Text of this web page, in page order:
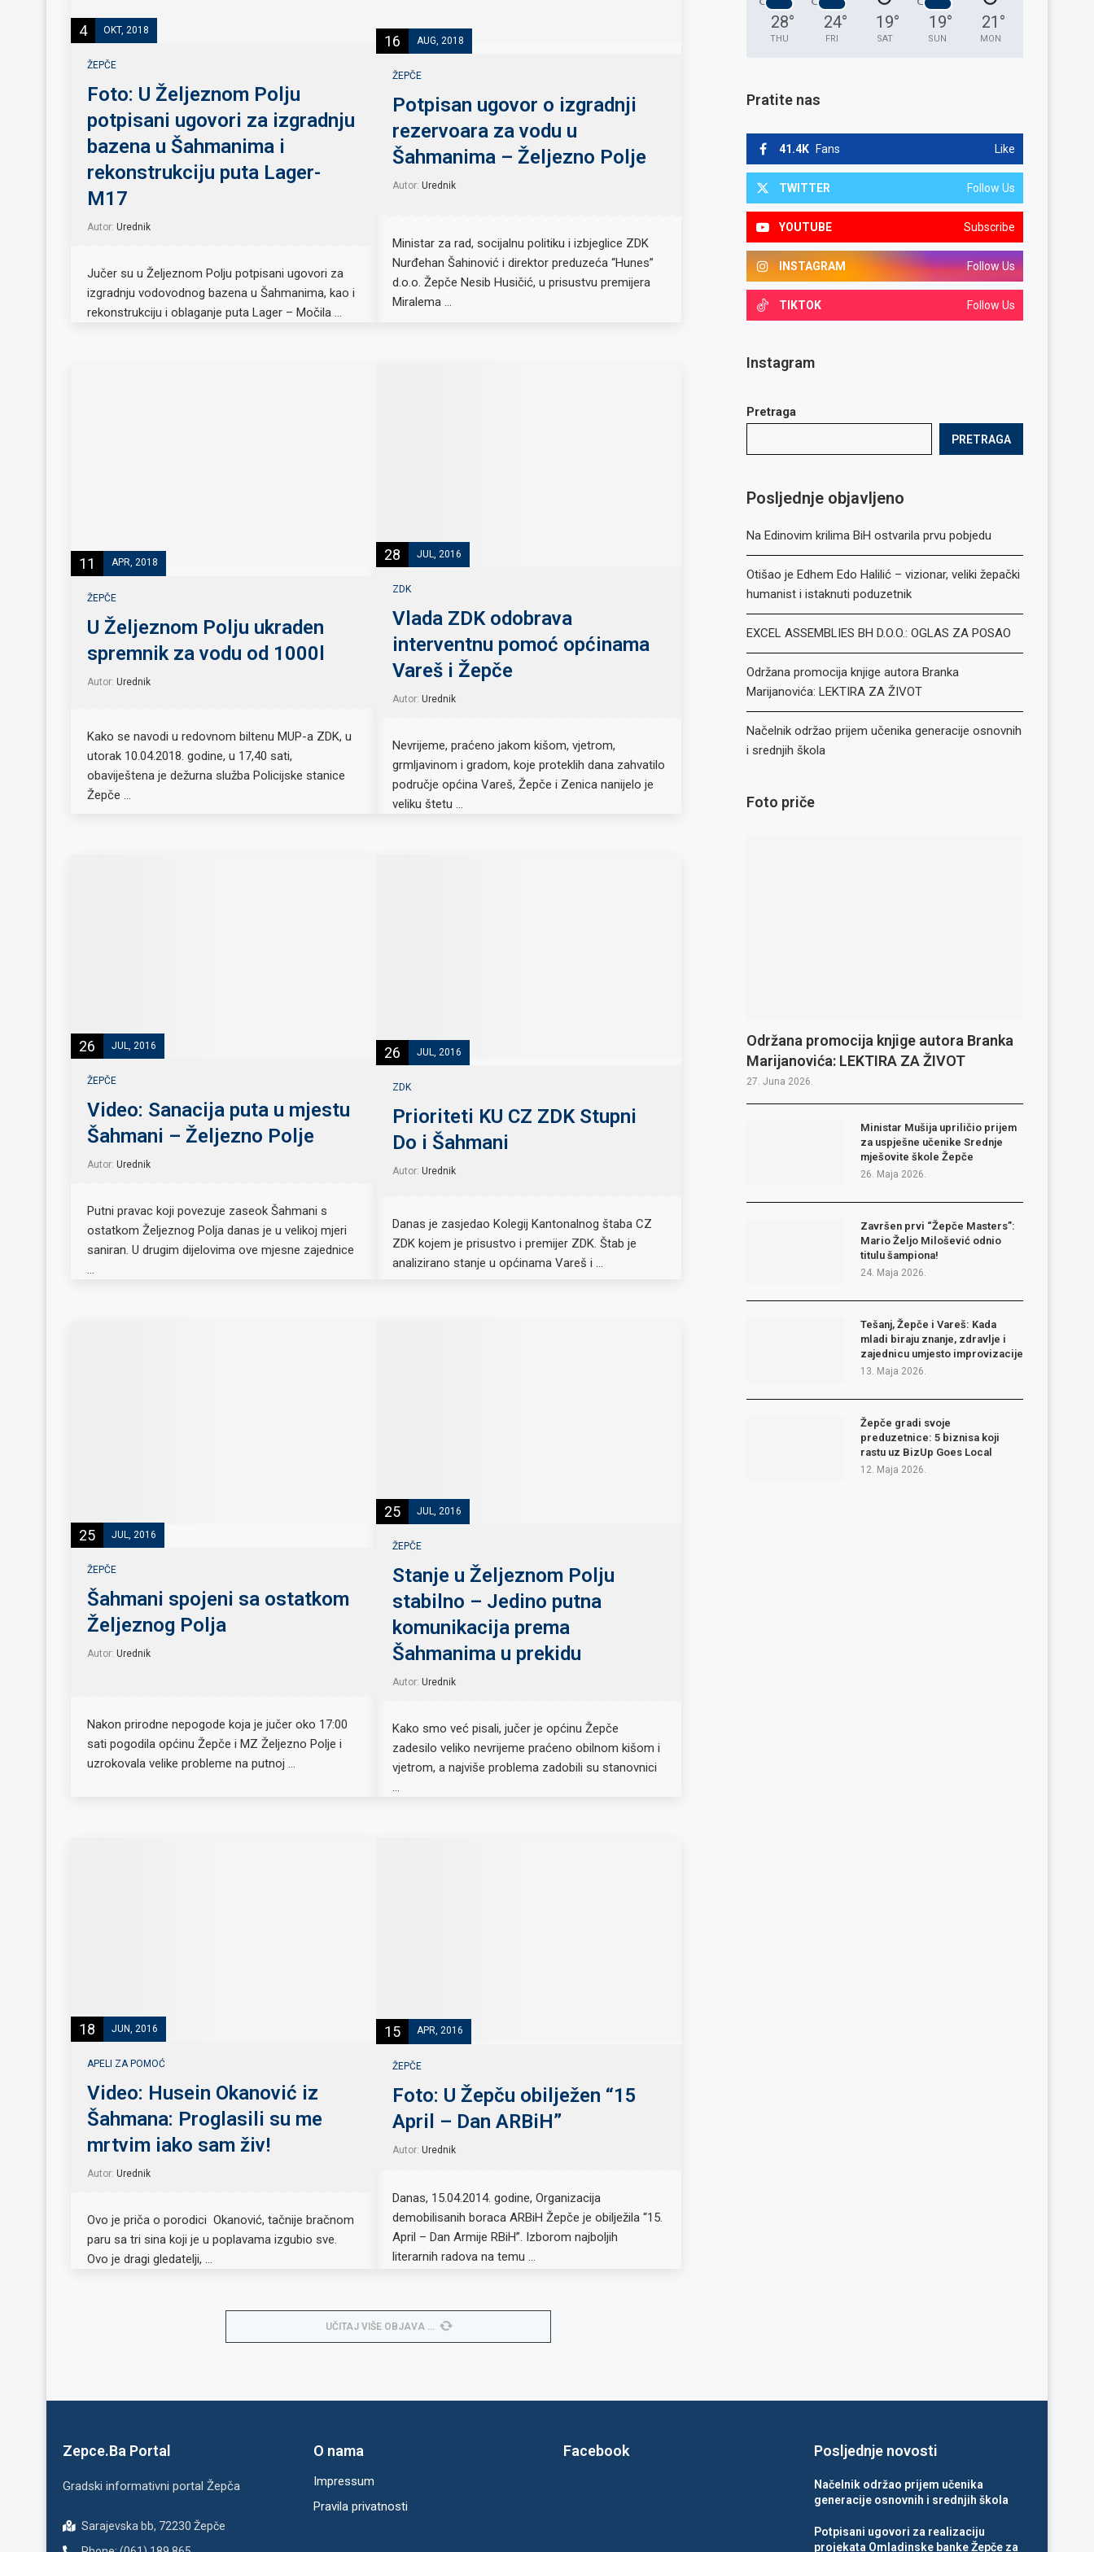
4 OKT, 2018
ŽEPČE
Foto: U Željeznom Polju
potpisani ugovori za izgradnju
bazena u Šahmanima i
rekonstrukciju puta Lager-
M17
Autor: Urednik
Jučer su u Željeznom Polju potpisani ugovori za
izgradnju vodovodnog bazena u Šahmanima, kao i
rekonstrukciju i oblaganje puta Lager – Močila …
16 AUG, 2018
ŽEPČE
Potpisan ugovor o izgradnji
rezervoara za vodu u
Šahmanima – Željezno Polje
Autor: Urednik
Ministar za rad, socijalnu politiku i izbjeglice ZDK
Nurđehan Šahinović i direktor preduzeća “Hunes”
d.o.o. Žepče Nesib Husičić, u prisustvu premijera
Miralema …
11 APR, 2018
ŽEPČE
U Željeznom Polju ukraden
spremnik za vodu od 1000l
Autor: Urednik
Kako se navodi u redovnom biltenu MUP-a ZDK, u
utorak 10.04.2018. godine, u 17,40 sati,
obaviještena je dežurna služba Policijske stanice
Žepče …
28 JUL, 2016
ZDK
Vlada ZDK odobrava
interventnu pomoć općinama
Vareš i Žepče
Autor: Urednik
Nevrijeme, praćeno jakom kišom, vjetrom,
grmljavinom i gradom, koje proteklih dana zahvatilo
područje općina Vareš, Žepče i Zenica nanijelo je
veliku štetu …
26 JUL, 2016
ŽEPČE
Video: Sanacija puta u mjestu
Šahmani – Željezno Polje
Autor: Urednik
Putni pravac koji povezuje zaseok Šahmani s
ostatkom Željeznog Polja danas je u velikoj mjeri
saniran. U drugim dijelovima ove mjesne zajednice
…
26 JUL, 2016
ZDK
Prioriteti KU CZ ZDK Stupni
Do i Šahmani
Autor: Urednik
Danas je zasjedao Kolegij Kantonalnog štaba CZ
ZDK kojem je prisustvo i premijer ZDK. Štab je
analizirano stanje u općinama Vareš i …
25 JUL, 2016
ŽEPČE
Šahmani spojeni sa ostatkom
Željeznog Polja
Autor: Urednik
Nakon prirodne nepogode koja je jučer oko 17:00
sati pogodila općinu Žepče i MZ Željezno Polje i
uzrokovala velike probleme na putnoj …
25 JUL, 2016
ŽEPČE
Stanje u Željeznom Polju
stabilno – Jedino putna
komunikacija prema
Šahmanima u prekidu
Autor: Urednik
Kako smo već pisali, jučer je općinu Žepče
zadesilo veliko nevrijeme praćeno obilnom kišom i
vjetrom, a najviše problema zadobili su stanovnici
…
18 JUN, 2016
APELI ZA POMOĆ
Video: Husein Okanović iz
Šahmana: Proglasili su me
mrtvim iako sam živ!
Autor: Urednik
Ovo je priča o porodici Okanović, tačnije bračnom
paru sa tri sina koji je u poplavama izgubio sve.
Ovo je dragi gledatelji, …
15 APR, 2016
ŽEPČE
Foto: U Žepču obilježen “15
April – Dan ARBiH”
Autor: Urednik
Danas, 15.04.2014. godine, Organizacija
demobilisanih boraca ARBiH Žepče je obilježila “15.
April – Dan Armije RBiH”. Izborom najboljih
literarnih radova na temu …
UČITAJ VIŠE OBJAVA
28°
THU
24°
FRI
19°
SAT
19°
SUN
21 °
MON
Pratite nas
41.4K Fans Like
TWITTER Follow Us
YOUTUBE Subscribe
INSTAGRAM Follow Us
TIKTOK Follow Us
Instagram
Pretraga
PRETRAGA
Posljednje objavljeno
Na Edinovim krilima BiH ostvarila prvu pobjedu
Otišao je Edhem Edo Halilić – vizionar, veliki žepački
humanist i istaknuti poduzetnik
EXCEL ASSEMBLIES BH D.O.O.: OGLAS ZA POSAO
Održana promocija knjige autora Branka
Marijanovića: LEKTIRA ZA ŽIVOT
Načelnik održao prijem učenika generacije osnovnih
i srednjih škola
Foto priče
Održana promocija knjige autora Branka
Marijanovića: LEKTIRA ZA ŽIVOT
27. Juna 2026.
Ministar Mušija upriličio prijem
za uspješne učenike Srednje
mješovite škole Žepče
26. Maja 2026.
Završen prvi “Žepče Masters”:
Mario Željo Milošević odnio
titulu šampiona!
24. Maja 2026.
Tešanj, Žepče i Vareš: Kada
mladi biraju znanje, zdravlje i
zajednicu umjesto improvizacije
13. Maja 2026.
Žepče gradi svoje
preduzetnice: 5 biznisa koji
rastu uz BizUp Goes Local
12. Maja 2026.
Zepce.Ba Portal
Gradski informativni portal Žepča
Sarajevska bb, 72230 Žepče
O nama
Impressum
Pravila privatnosti
Facebook Posljednje novosti
Načelnik održao prijem učenika
generacije osnovnih i srednjih škola
Potpisani ugovori za realizaciju
projekata Omladinske banke Žepče za